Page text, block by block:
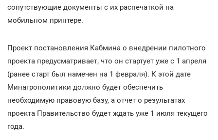
сопутствующие документы с их распечаткой на
мобильном принтере.
Проект постановления Кабмина о внедрении пилотного
проекта предусматривает, что он стартует уже с 1 апреля
(ранее старт был намечен на 1 февраля). К этой дате
Минагрополитики должно будет обеспечить
необходимую правовую базу, а отчет о результатах
проекта Правительство будет ждать уже 1 июля текущего
года.